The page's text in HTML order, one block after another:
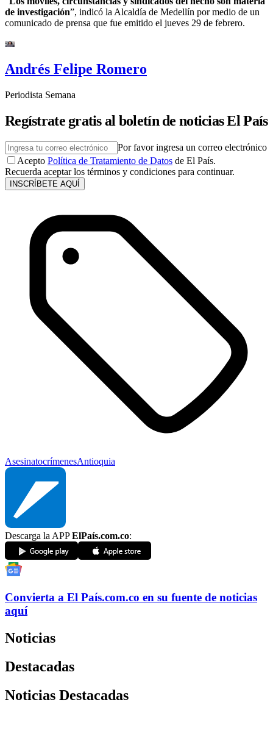
de investigación”, indicó la Alcaldía de Medellín por medio de un
comunicado de prensa que fue emitido el jueves 29 de febrero.
Andrés Felipe Romero
Periodista Semana
Regístrate gratis al boletín de noticias El País
Por favor ingresa un correo electrónico
Acepto Política de Tratamiento de Datos de El País.
Recuerda aceptar los términos y condiciones para continuar.
INSCRÍBETE AQUÍ
AsesinatocrímenesAntioquia
Descarga la APPElPaís.com.co:
Convierta a El País.com.co en su fuente de noticias
aquí
Noticias
Destacadas
Noticias Destacadas